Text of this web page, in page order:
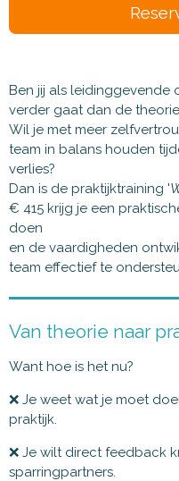
Ben jij als leidinggevende
verder gaat dan de
Wil je met meer
team in balans houden
verlies?
Dan is de praktijktraining '
€ 415 krijg je een
doen
en de vaardigheden
team effectief te
Van theorie naar
Want hoe is het nu?
❌ Je weet wat je moet
praktijk.
❌ Je wilt direct feedback
sparringpartners.